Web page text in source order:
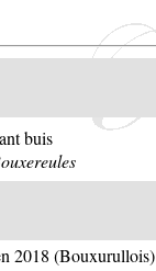
buis
2018 (Bouxurullois)